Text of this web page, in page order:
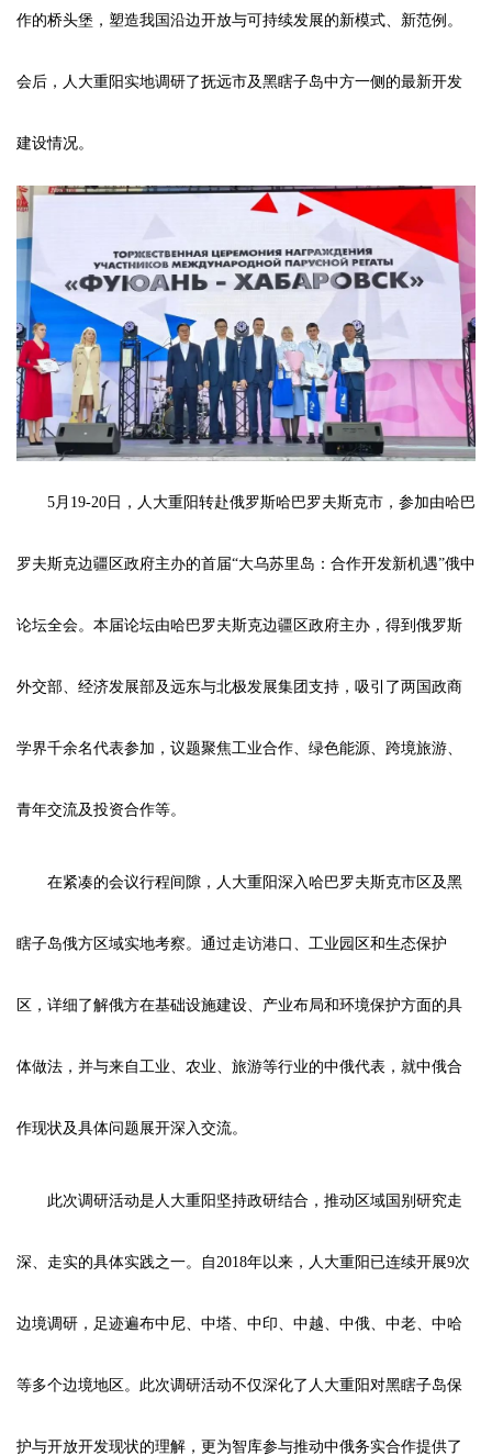
作的桥头堡，塑造我国沿边开放与可持续发展的新模式、新范例。
会后，人大重阳实地调研了抚远市及黑瞎子岛中方一侧的最新开发
建设情况。
5月19-20日，人大重阳转赴俄罗斯哈巴罗夫斯克市，参加由哈巴
罗夫斯克边疆区政府主办的首届“大乌苏里岛：合作开发新机遇”俄中
论坛全会。本届论坛由哈巴罗夫斯克边疆区政府主办，得到俄罗斯
外交部、经济发展部及远东与北极发展集团支持，吸引了两国政商
学界千余名代表参加，议题聚焦工业合作、绿色能源、跨境旅游、
青年交流及投资合作等。
在紧凑的会议行程间隙，人大重阳深入哈巴罗夫斯克市区及黑
瞎子岛俄方区域实地考察。通过走访港口、工业园区和生态保护
区，详细了解俄方在基础设施建设、产业布局和环境保护方面的具
体做法，并与来自工业、农业、旅游等行业的中俄代表，就中俄合
作现状及具体问题展开深入交流。
此次调研活动是人大重阳坚持政研结合，推动区域国别研究走
深、走实的具体实践之一。自2018年以来，人大重阳已连续开展9次
边境调研，足迹遍布中尼、 中塔 中印 中越 中俄 中老 中哈
等多个边境地区。此次调研活动不仅深化了人大重阳对黑瞎子岛保
护与开放开发现状的理解，更为智库参与推动中俄务实合作提供了